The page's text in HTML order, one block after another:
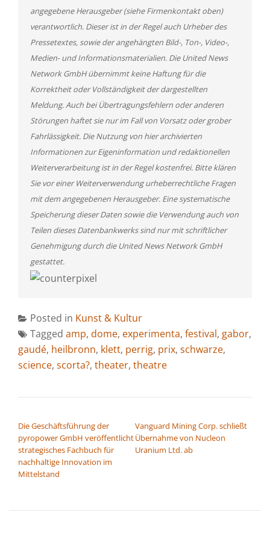
angegebene Herausgeber (siehe Firmenkontakt oben)
verantwortlich. Dieser ist in der Regel auch Urheber des
Pressetextes, sowie der angehängten Bild-, Ton-, Video-,
Medien- und Informationsmaterialien. Die United News
Network GmbH übernimmt keine Haftung für die
Korrektheit oder Vollständigkeit der dargestellten
Meldung. Auch bei Übertragungsfehlern oder anderen
Störungen haftet sie nur im Fall von Vorsatz oder grober
Fahrlässigkeit. Die Nutzung von hier archivierten
Informationen zur Eigeninformation und redaktionellen
Weiterverarbeitung ist in der Regel kostenfrei. Bitte klären
Sie vor einer Weiterverwendung urheberrechtliche Fragen
mit dem angegebenen Herausgeber. Eine systematische
Speicherung dieser Daten sowie die Verwendung auch von
Teilen dieses Datenbankwerks sind nur mit schriftlicher
Genehmigung durch die United News Network GmbH
gestattet.
Posted in Kunst & Kultur
Tagged amp, dome, experimenta, festival, gabor,
gaudé, heilbronn, klett, perrig, prix, schwarze,
science, scorta?, theater, theatre
Die Geschäftsführung der
pyropower GmbH veröffentlicht
strategisches Fachbuch für
nachhaltige Innovation im
Mittelstand
Vanguard Mining Corp. schließt
Übernahme von Nucleon
Uranium Ltd. ab